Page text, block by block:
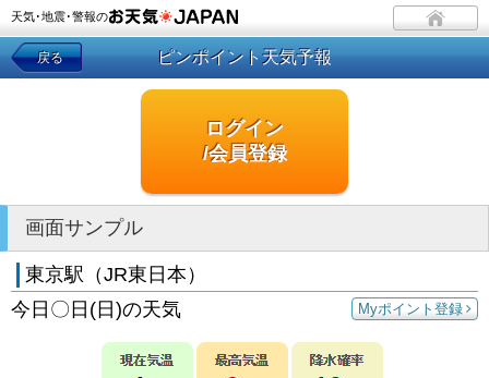
天気･地震･警報の
戻る ピンポイント天気予報
ログイン
/会員登録
画面サンプル
東京駅（JR東日本）
Myポイント登録
今日〇日(日)の天気